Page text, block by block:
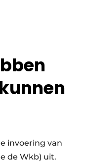
invoering van
de Wkb) uit.